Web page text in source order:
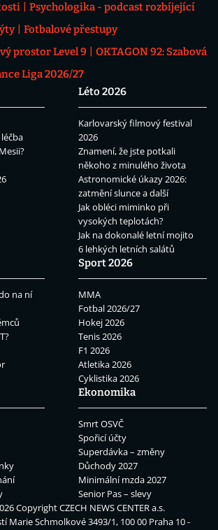
Psychologika - podcast rozbíjející
Fotbalové přestupy
prostor Level 9
OKTAGON 92: Szabová
Liga 2026/27
Léto 2026
Karlovarský filmový festival
2026
Znamení, že jste potkali
někoho z minulého života
Astronomické úkazy 2026:
zatmění slunce a další
Jak obléci miminko při
vysokých teplotách?
Jak na dokonalé letní mojito
6 lehkých letních salátů
na ní
Sport 2026
MMA
Fotbal 2026/27
Hokej 2026
Tenis 2026
F1 2026
Atletika 2026
Cyklistika 2026
Ekonomika
Smrt OSVČ
Spořicí účty
Superdávka – změny
Důchody 2027
Minimální mzda 2027
Senior Pas – slevy
CopyrightCZECH NEWS CENTER a.s.
Marie Schmolkové 3493/1, 100 00 Praha 10 -